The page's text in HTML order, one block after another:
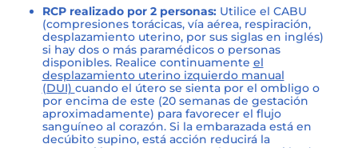
RCP realizado por 2 personas:Utilice el CABU
(compresiones torácicas, vía aérea, respiración,
desplazamiento uterino, por sus siglas en inglés)
si hay dos o más paramédicos o personas
disponibles. Realice continuamente el
desplazamiento uterino izquierdo manual
(DUI) cuando el útero se sienta por el ombligo o
por encima de este (20 semanas de gestación
aproximadamente) para favorecer el flujo
sanguíneo al corazón. Si la embarazada está en
decúbito supino, está acción reducirá la